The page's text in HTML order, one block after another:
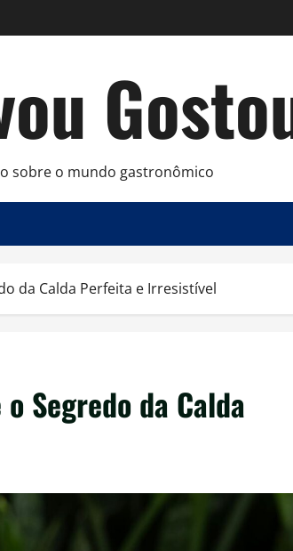
sobre o mundo gastronômico
da Calda Perfeita e Irresistível
Segredo da Calda